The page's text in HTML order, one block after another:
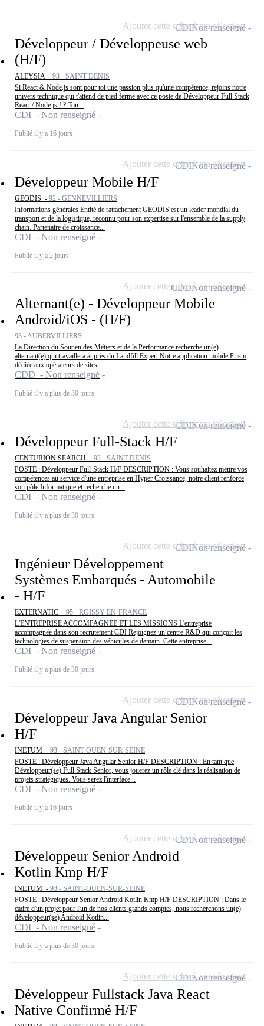
Développeur / Développeuse web
(H/F)
ALEYSIA - 93 - SAINT-DENIS
Si React & Node.js sont pour toi une passion plus qu'une compétence, rejoins notre
univers technique qui t'attend de pied ferme avec ce poste de Développeur Full Stack
React / Node.js ! ? Ton...
CDI - Non renseigné
Publié il y a 16 jours
CDINon renseigné
Ajouter cette offre à ma sélection
Développeur Mobile H/F
GEODIS - 92 - GENNEVILLIERS
Informations générales Entité de rattachement GEODIS est un leader mondial du
transport et de la logistique, reconnu pour son expertise sur l'ensemble de la supply
chain. Partenaire de croissance...
CDI - Non renseigné
Publié il y a 2 jours
CDINon renseigné
Ajouter cette offre à ma sélection
Alternant(e) - Développeur Mobile
Android/iOS - (H/F)
93 - AUBERVILLIERS
La Direction du Soutien des Métiers et de la Performance recherche un(e)
alternant(e) qui travaillera auprès du Landfill Expert.Notre application mobile Prism,
dédiée aux opérateurs de sites...
CDD - Non renseigné
Publié il y a plus de 30 jours
CDDNon renseigné
Ajouter cette offre à ma sélection
Développeur Full-Stack H/F
CENTURION SEARCH - 93 - SAINT-DENIS
POSTE : Développeur Full-Stack H/F DESCRIPTION : Vous souhaitez mettre vos
compétences au service d'une entreprise en Hyper Croissance, notre client renforce
son pôle Informatique et recherche un...
CDI - Non renseigné
Publié il y a plus de 30 jours
CDINon renseigné
Ajouter cette offre à ma sélection
Ingénieur Développement
Systèmes Embarqués - Automobile
- H/F
EXTERNATIC - 95 - ROISSY-EN-FRANCE
L'ENTREPRISE ACCOMPAGNÉE ET LES MISSIONS L'entreprise
accompagnée dans son recrutement CDI Rejoignez un centre R&D qui conçoit les
technologies de suspension des véhicules de demain. Cette entreprise...
CDI - Non renseigné
Publié il y a plus de 30 jours
CDINon renseigné
Ajouter cette offre à ma sélection
Développeur Java Angular Senior
H/F
INETUM - 93 - SAINT-OUEN-SUR-SEINE
POSTE : Développeur Java Angular Senior H/F DESCRIPTION : En tant que
Développeur(se) Full Stack Senior, vous jouerez un rôle clé dans la réalisation de
projets stratégiques. Vous serez l'interface...
CDI - Non renseigné
Publié il y a 16 jours
CDINon renseigné
Ajouter cette offre à ma sélection
Développeur Senior Android
Kotlin Kmp H/F
INETUM - 93 - SAINT-OUEN-SUR-SEINE
POSTE : Développeur Senior Android Kotlin Kmp H/F DESCRIPTION : Dans le
cadre d'un projet pour l'un de nos clients grands comptes, nous recherchons un(e)
développeur(se) Android Kotlin...
CDI - Non renseigné
Publié il y a plus de 30 jours
CDINon renseigné
Ajouter cette offre à ma sélection
Développeur Fullstack Java React
Native Confirmé H/F
CDINon renseigné
Ajouter cette offre à ma sélection